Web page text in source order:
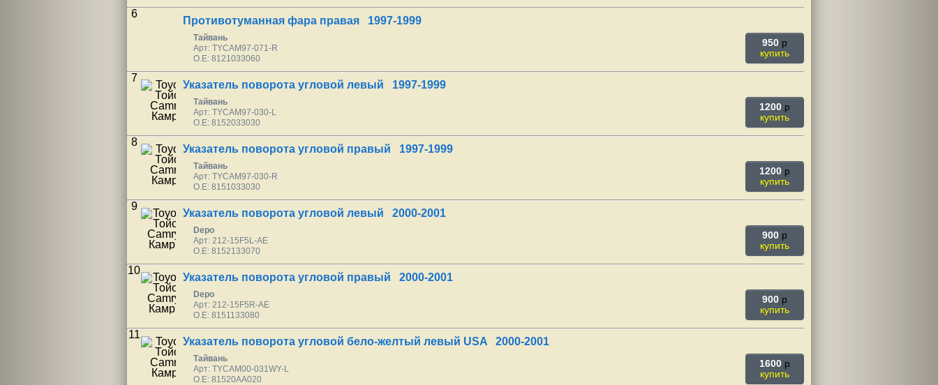
6
Противотуманная фара правая 1997-1999
Тайвань
Арт: TYCAM97-071-R
O.E: 8121033060
950 p
купить
7
Указатель поворота угловой левый 1997-1999
Тайвань
Арт: TYCAM97-030-L
O.E: 8152033030
1200 p
купить
8
Указатель поворота угловой правый 1997-1999
Тайвань
Арт: TYCAM97-030-R
O.E: 8151033030
1200 p
купить
9
Указатель поворота угловой левый 2000-2001
Depo
Арт: 212-15F5L-AE
O.E: 8152133070
900 p
купить
10
Указатель поворота угловой правый 2000-2001
Depo
Арт: 212-15F5R-AE
O.E: 8151133080
900 p
купить
11
Указатель поворота угловой бело-желтый левый USA 2000-2001
Тайвань
Арт: TYCAM00-031WY-L
O.E: 81520AA020
1600 p
купить